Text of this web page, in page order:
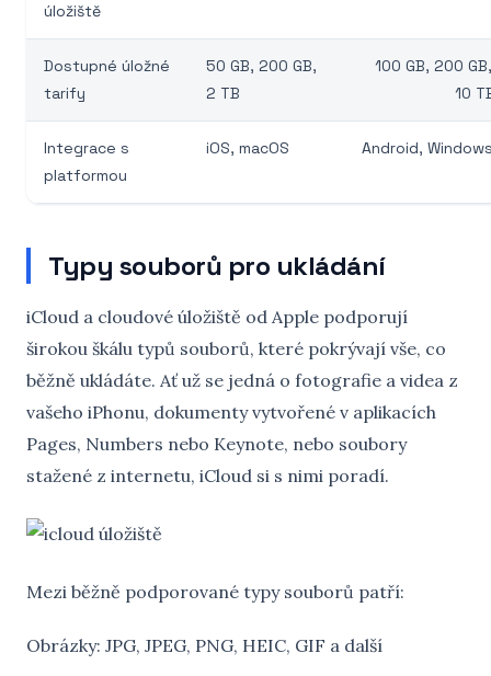
úložiště
Dostupné úložné
tarify
50 GB, 200 GB,
2 TB
100 GB, 200
10
Integrace s
platformou
iOS, macOS Android,
Typy souborů pro ukládání
iCloud a cloudové úložiště od Apple podporují
širokou škálu typů souborů, které pokrývají vše, co
běžně ukládáte. Ať už se jedná o fotografie a videa z
vašeho iPhonu, dokumenty vytvořené v aplikacích
Pages, Numbers nebo Keynote, nebo soubory
stažené z internetu, iCloud si s nimi poradí.
Mezi běžně podporované typy souborů patří:
Obrázky: JPG, JPEG, PNG, HEIC, GIF a další